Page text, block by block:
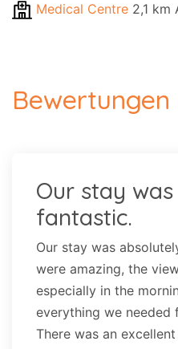
Medical Centre 2,1 km
Bewertungen
Our stay
fantastic.
Our stay was
were amazing, the
especially in the
everything we
There was an